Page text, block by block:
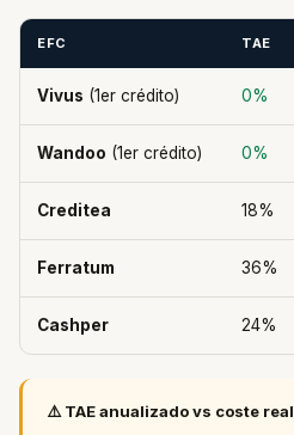
EFC TAE
Vivus (1er crédito) 0%
Wandoo (1er crédito) 0%
Creditea 18%
Ferratum 36%
Cashper 24%
⚠️ TAE anualizado vs coste real